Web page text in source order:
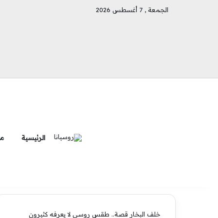
الجمعة , 7 أغسطس 2026
الرئيسية
خلف البخار قصة.. طقس روسي لا يعرفه كثيرون